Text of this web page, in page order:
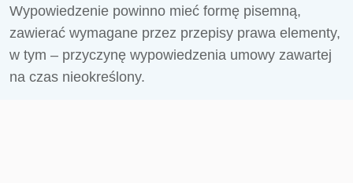
Wypowiedzenie powinno mieć formę pisemną,
zawierać wymagane przez przepisy prawa elementy,
w tym – przyczynę wypowiedzenia umowy zawartej
na czas nieokreślony.